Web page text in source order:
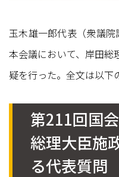
玉木雄一郎代表（衆議
本会議において、岸田
疑を行った。全文は以下
第211回国
総理大臣施
る代表質問